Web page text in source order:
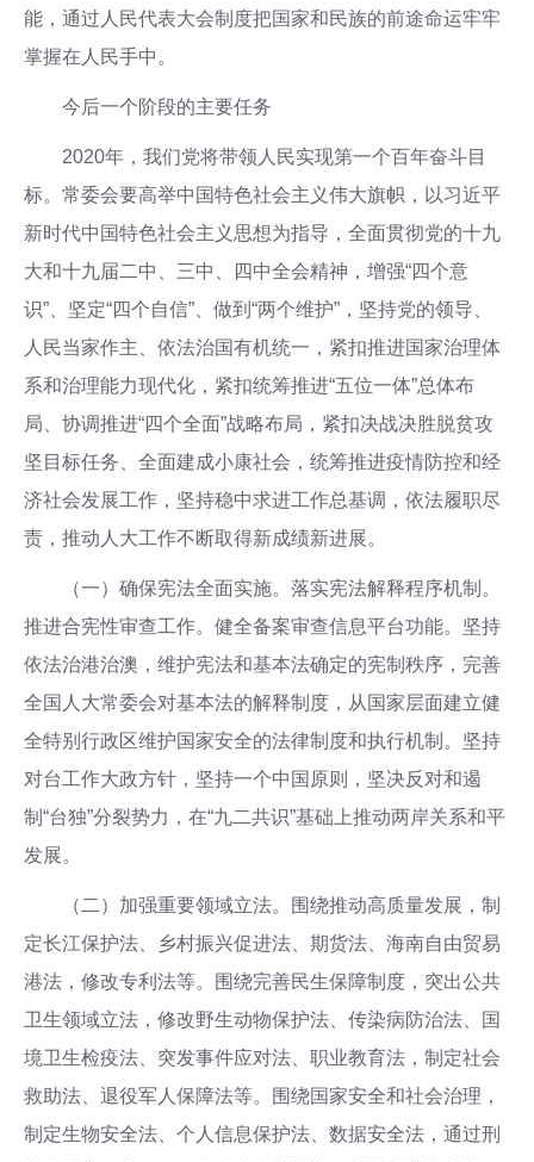
能，通过人民代表大会制度把国家和民族的前途命运牢牢
掌握在人民手中。
今后一个阶段的主要任务
2020年，我们党将带领人民实现第一个百年奋斗目
标。常委会要高举中国特色社会主义伟大旗帜，以习近平
新时代中国特色社会主义思想为指导，全面贯彻党的十九
大和十九届二中、三中、四中全会精神，增强“四个意
识”、坚定“四个自信”、做到“两个维护”，坚持党的领导、
人民当家作主、依法治国有机统一，紧扣推进国家治理体
系和治理能力现代化，紧扣统筹推进“五位一体”总体布
局、协调推进“四个全面”战略布局，紧扣决战决胜脱贫攻
坚目标任务、全面建成小康社会，统筹推进疫情防控和经
济社会发展工作，坚持稳中求进工作总基调，依法履职尽
责，推动人大工作不断取得新成绩新进展。
（一）确保宪法全面实施。落实宪法解释程序机制。
推进合宪性审查工作。健全备案审查信息平台功能。坚持
依法治港治澳，维护宪法和基本法确定的宪制秩序，完善
全国人大常委会对基本法的解释制度，从国家层面建立健
全特别行政区维护国家安全的法律制度和执行机制。坚持
对台工作大政方针，坚持一个中国原则，坚决反对和遏
制“台独”分裂势力，在“九二共识”基础上推动两岸关系和平
发展。
（二）加强重要领域立法。围绕推动高质量发展，制
定长江保护法、乡村振兴促进法、期货法、海南自由贸易
港法，修改专利法等。围绕完善民生保障制度，突出公共
卫生领域立法，修改野生动物保护法、传染病防治法、国
境卫生检疫法、突发事件应对法、职业教育法，制定社会
救助法、退役军人保障法等。围绕国家安全和社会治理，
制定生物安全法、个人信息保护法、数据安全法，通过刑